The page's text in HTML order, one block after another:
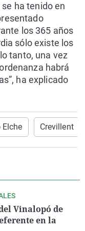
ha tenido en
los 365 años
sólo existe los
tanto, una vez
habrá
ha explicado
Elche Crevillent
Vinalopó de
en la